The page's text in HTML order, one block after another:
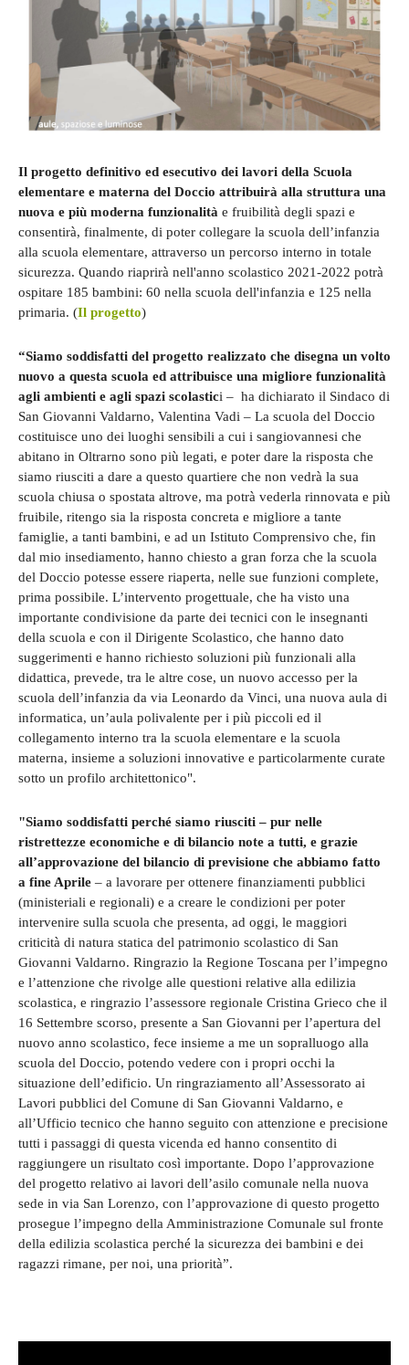
Il progetto definitivo ed esecutivo dei lavori della Scuola
elementare e materna del Doccio attribuirà alla struttura una
nuova e più moderna funzionalità e fruibilità degli spazi e
consentirà, finalmente, di poter collegare la scuola dell’infanzia
alla scuola elementare, attraverso un percorso interno in totale
sicurezza. Quando riaprirà nell'anno scolastico 2021-2022 potrà
ospitare 185 bambini: 60 nella scuola dell'infanzia e 125 nella
primaria. (Il progetto)
“Siamo soddisfatti del progetto realizzato che disegna un volto
nuovo a questa scuola ed attribuisce una migliore funzionalità
agli ambienti e agli spazi scolastici – ha dichiarato il Sindaco di
San Giovanni Valdarno, Valentina Vadi – La scuola del Doccio
costituisce uno dei luoghi sensibili a cui i sangiovannesi che
abitano in Oltrarno sono più legati, e poter dare la risposta che
siamo riusciti a dare a questo quartiere che non vedrà la sua
scuola chiusa o spostata altrove, ma potrà vederla rinnovata e più
fruibile, ritengo sia la risposta concreta e migliore a tante
famiglie, a tanti bambini, e ad un Istituto Comprensivo che, fin
dal mio insediamento, hanno chiesto a gran forza che la scuola
del Doccio potesse essere riaperta, nelle sue funzioni complete,
prima possibile. L’intervento progettuale, che ha visto una
importante condivisione da parte dei tecnici con le insegnanti
della scuola e con il Dirigente Scolastico, che hanno dato
suggerimenti e hanno richiesto soluzioni più funzionali alla
didattica, prevede, tra le altre cose, un nuovo accesso per la
scuola dell’infanzia da via Leonardo da Vinci, una nuova aula di
informatica, un’aula polivalente per i più piccoli ed il
collegamento interno tra la scuola elementare e la scuola
materna, insieme a soluzioni innovative e particolarmente curate
sotto un profilo architettonico".
"Siamo soddisfatti perché siamo riusciti – pur nelle
ristrettezze economiche e di bilancio note a tutti, e grazie
all’approvazione del bilancio di previsione che abbiamo fatto
a fine Aprile – a lavorare per ottenere finanziamenti pubblici
(ministeriali e regionali) e a creare le condizioni per poter
intervenire sulla scuola che presenta, ad oggi, le maggiori
criticità di natura statica del patrimonio scolastico di San
Giovanni Valdarno. Ringrazio la Regione Toscana per l’impegno
e l’attenzione che rivolge alle questioni relative alla edilizia
scolastica, e ringrazio l’assessore regionale Cristina Grieco che il
16 Settembre scorso, presente a San Giovanni per l’apertura del
nuovo anno scolastico, fece insieme a me un sopralluogo alla
scuola del Doccio, potendo vedere con i propri occhi la
situazione dell’edificio. Un ringraziamento all’Assessorato ai
Lavori pubblici del Comune di San Giovanni Valdarno, e
all’Ufficio tecnico che hanno seguito con attenzione e precisione
tutti i passaggi di questa vicenda ed hanno consentito di
raggiungere un risultato così importante. Dopo l’approvazione
del progetto relativo ai lavori dell’asilo comunale nella nuova
sede in via San Lorenzo, con l’approvazione di questo progetto
prosegue l’impegno della Amministrazione Comunale sul fronte
della edilizia scolastica perché la sicurezza dei bambini e dei
ragazzi rimane, per noi, una priorità”.